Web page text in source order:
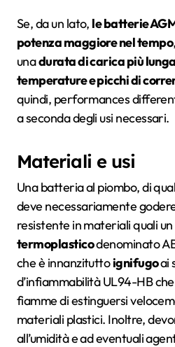
Se, da un lato, le batterie
potenza maggiore nel tempo
unadurata di carica più lunga
temperature e picchi di
quindi, performances
a seconda degli usi necessari.
Materiali e usi
Una batteria al piombo, di
deve necessariamente
resistente in materiali quali un
termoplasticodenominato
che è innanzituttoignifugoai
d’infiammabilità UL94-HB
fiamme di estinguersi
materiali plastici. Inoltre,
all’umidità e ad eventuali